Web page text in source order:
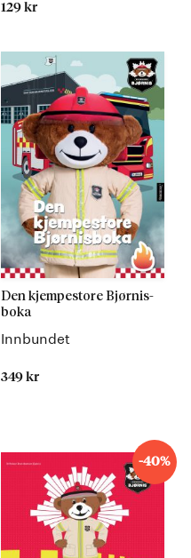
129 kr
Den kjempestore Bjørnis-
boka
Innbundet
349 kr
-40%